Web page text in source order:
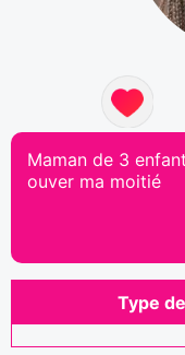
Maman de 3
ouver ma moitié
Type